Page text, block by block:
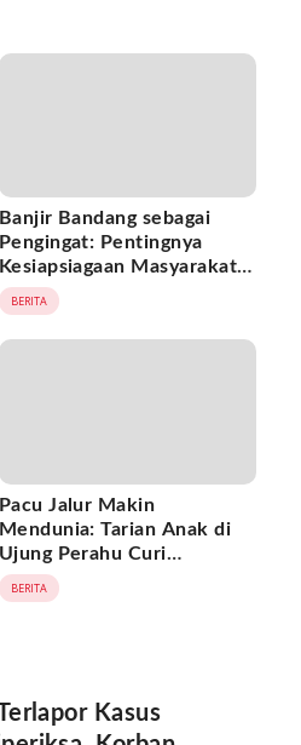
Banjir Bandang sebagai
Pengingat: Pentingnya
Kesiapsiagaan Masyarakat
Menghadapi Ancaman Alam
BERITA
Pacu Jalur Makin
Mendunia: Tarian Anak di
Ujung Perahu Curi
Perhatian Dunia
BERITA
Kasus